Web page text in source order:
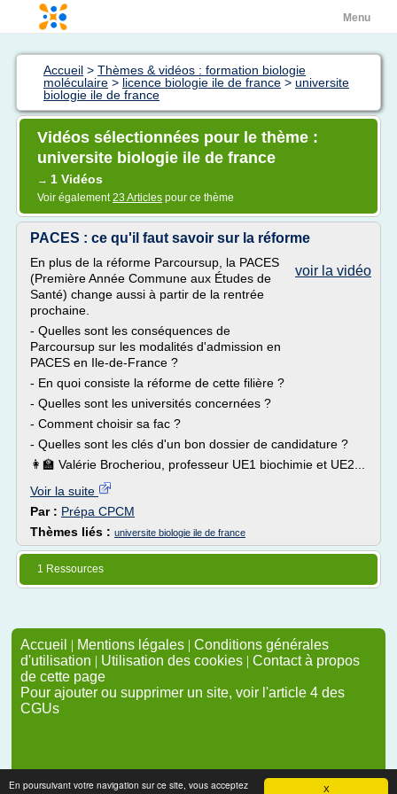
X
En poursuivant votre navigation sur ce site, vous acceptez
Menu
Accueil > Thèmes & vidéos : formation biologie
moléculaire > licence biologie ile de france > universite
biologie ile de france
Vidéos sélectionnées pour le thème :
universite biologie ile de france
→ 1 Vidéos
Voir également23 Articles pour ce thème
PACES : ce qu'il faut savoir sur la réforme
voir la vidéo
En plus de la réforme Parcoursup, la PACES
(Première Année Commune aux Études de
Santé) change aussi à partir de la rentrée
prochaine.
- Quelles sont les conséquences de
Parcoursup sur les modalités d'admission en
PACES en Ile-de-France ?
- En quoi consiste la réforme de cette filière ?
- Quelles sont les universités concernées ?
- Comment choisir sa fac ?
- Quelles sont les clés d'un bon dossier de candidature ?
👩🏫 Valérie Brocheriou, professeur UE1 biochimie et UE2...
Voir la suite
Par : Prépa CPCM
Thèmes liés : universite biologie ile de france
1 Ressources
Accueil | Mentions légales | Conditions générales
d'utilisation | Utilisation des cookies | Contact à propos
de cette page
Pour ajouter ou supprimer un site, voir l'article 4 des
CGUs